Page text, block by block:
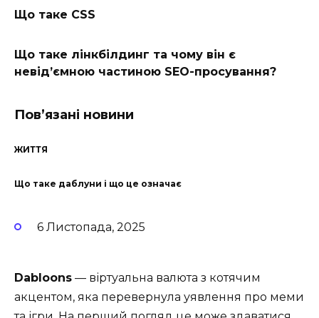
Що таке CSS
Що таке лінкбілдинг та чому він є
невід’ємною частиною SEO-просування?
Пов’язані новини
ЖИТТЯ
Що таке даблуни і що це означає
6 Листопада, 2025
Dabloons — віртуальна валюта з котячим
акцентом, яка перевернула уявлення про меми